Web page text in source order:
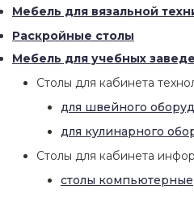
Мебель для вязальной
Раскройные столы
Мебель для учебных
Столы для кабинета
для швейного
для кулинарного
Столы для кабинета
столы компьютерные